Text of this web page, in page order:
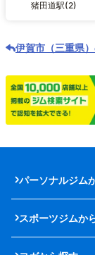
猪田道駅(2)
伊賀市（三重県
パーソナルジム
スポーツジムか